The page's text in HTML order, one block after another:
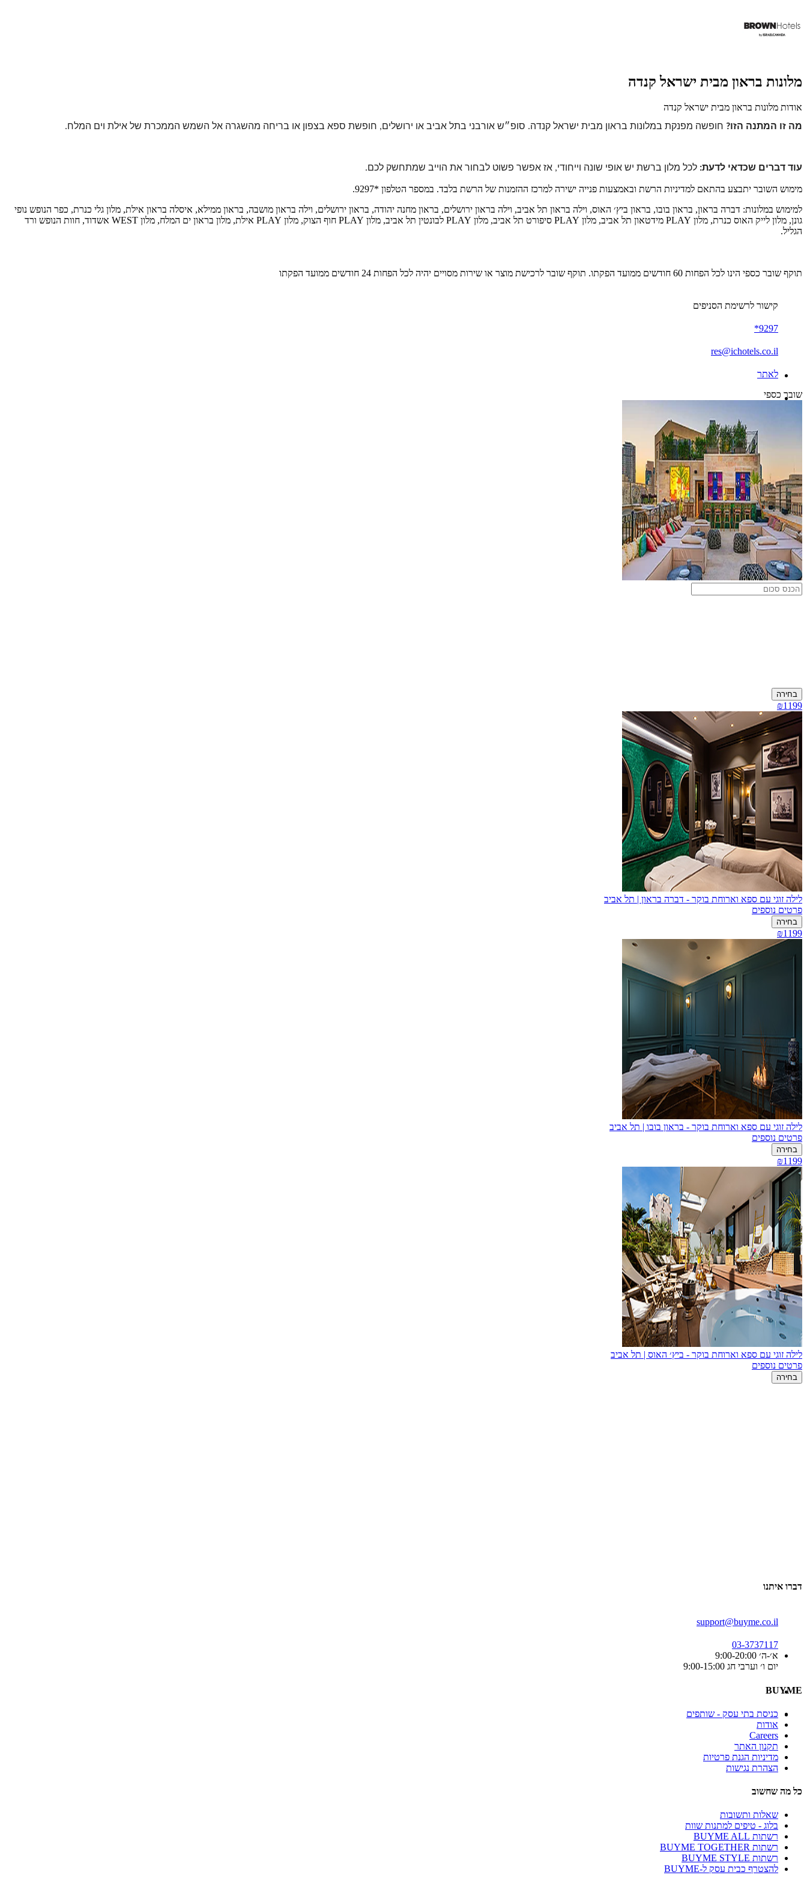
מלונות בראון מבית ישראל קנדה
אודות מלונות בראון מבית ישראל קנדה
מה זו המתנה הזו? חופשה מפנקת במלונות בראון מבית ישראל קנדה. סופ״ש אורבני בתל אביב או ירושלים, חופשת ספא בצפון או בריחה מהשגרה אל השמש הממכרת של אילת וים המלח.
עוד דברים שכדאי לדעת: לכל מלון ברשת יש אופי שונה וייחודי, אז אפשר פשוט לבחור את הוייב שמתחשק לכם.
מימוש השובר יתבצע בהתאם למדיניות הרשת ובאמצעות פנייה ישירה למרכז ההזמנות של הרשת בלבד. במספר הטלפון *9297.
למימוש במלונות: דברה בראון, בראון בובו, בראון ביץ׳ האוס, וילה בראון תל אביב, וילה בראון ירושלים, בראון מחנה יהודה, בראון ירושלים, וילה בראון מושבה, בראון ממילא, איסלה בראון אילת, מלון גלי כנרת, כפר הנופש נופי
גונן, מלון לייק האוס כנרת, מלון PLAY מידטאון תל אביב, מלון PLAY סיפורט תל אביב, מלון PLAY לבונטין תל אביב, מלון PLAY חוף הצוק, מלון PLAY אילת, מלון בראון ים המלח, מלון WEST אשדוד, חוות הנופש ורד
הגליל.
תוקף שובר כספי הינו לכל הפחות 60 חודשים ממועד הפקתו. תוקף שובר לרכישת מוצר או שירות מסויים יהיה לכל הפחות 24 חודשים ממועד הפקתו
קישור לרשימת הסניפים
9297*
res@ichotels.co.il
לאתר
שובר כספי
בחירה
₪1199
לילה זוגי עם ספא וארוחת בוקר - דברה בראון | תל אביב
פרטים נוספים
בחירה
₪1199
לילה זוגי עם ספא וארוחת בוקר - בראון בובו | תל אביב
פרטים נוספים
בחירה
₪1199
לילה זוגי עם ספא וארוחת בוקר - ביץ׳ האוס | תל אביב
פרטים נוספים
בחירה
דברו איתנו
support@buyme.co.il
03-3737117
א׳-ה׳ 9:00-20:00
יום ו׳ וערבי חג 9:00-15:00
BUYME
כניסת בתי עסק - שותפים
אודות
Careers
תקנון האתר
מדיניות הגנת פרטיות
הצהרת נגישות
כל מה שחשוב
שאלות ותשובות
בלוג - טיפים למתנות שוות
רשתות BUYME ALL
רשתות BUYME TOGETHER
רשתות BUYME STYLE
להצטרף כבית עסק ל-BUYME